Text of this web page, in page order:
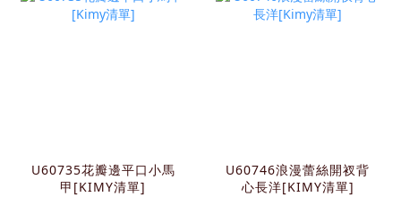
U60735花瓣邊平口小馬
甲[KIMY清單]
U60746浪漫蕾絲開衩背
心長洋[KIMY清單]